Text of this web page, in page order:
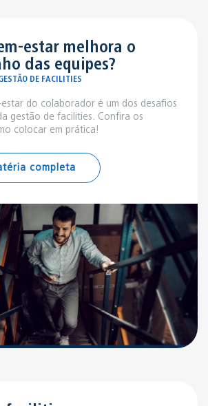
estar melhora o
das equipes?
DE FACILITIES
estar do colaborador é um dos desafios
gestão de facilities. Confira os
colocar em prática!
completa